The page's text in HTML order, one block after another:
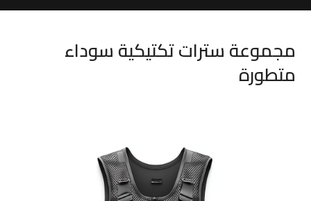
مجموعة سترات تكتيكية سوداء
متطورة